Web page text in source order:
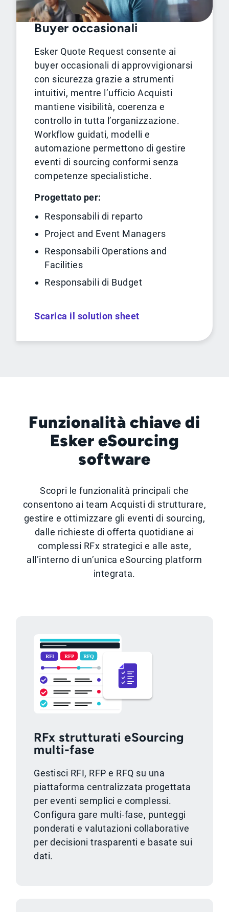
Buyer occasionali
Esker Quote Request consente ai
buyer occasionali di approvvigionarsi
con sicurezza grazie a strumenti
intuitivi, mentre l’ufficio Acquisti
mantiene visibilità, coerenza e
controllo in tutta l’organizzazione.
Workflow guidati, modelli e
automazione permettono di gestire
eventi di sourcing conformi senza
competenze specialistiche.
Progettato per:
Responsabili di reparto
Project and Event Managers
Responsabili Operations and
Facilities
Responsabili di Budget
Scarica il solution sheet
Funzionalità chiave di
Esker eSourcing
software
Scopri le funzionalità principali che
consentono ai team Acquisti di strutturare,
gestire e ottimizzare gli eventi di sourcing,
dalle richieste di offerta quotidiane ai
complessi RFx strategici e alle aste,
all’interno di un’unica eSourcing platform
integrata.
RFx strutturati eSourcing
multi-fase
Gestisci RFI, RFP e RFQ su una
piattaforma centralizzata progettata
per eventi semplici e complessi.
Configura gare multi-fase, punteggi
ponderati e valutazioni collaborative
per decisioni trasparenti e basate sui
dati.